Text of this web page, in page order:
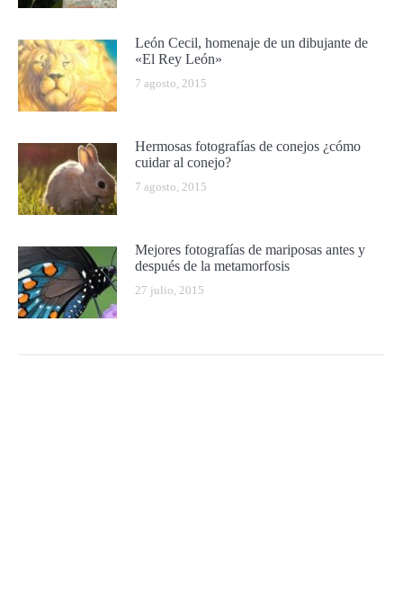
León Cecil, homenaje de un dibujante de
«El Rey León»
7 agosto, 2015
Hermosas fotografías de conejos ¿cómo
cuidar al conejo?
7 agosto, 2015
Mejores fotografías de mariposas antes y
después de la metamorfosis
27 julio, 2015